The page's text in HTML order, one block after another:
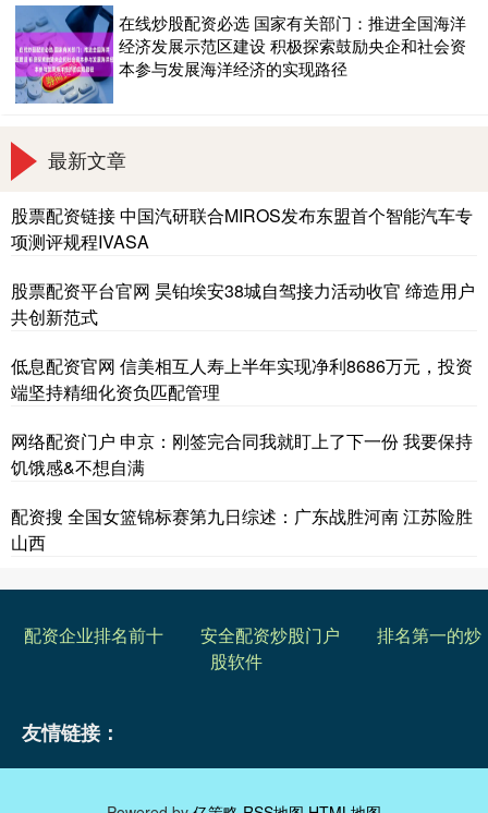
在线炒股配资必选 国家有关部门：推进全国海洋
经济发展示范区建设 积极探索鼓励央企和社会资
本参与发展海洋经济的实现路径
最新文章
股票配资链接 中国汽研联合MIROS发布东盟首个智能汽车专
项测评规程IVASA
股票配资平台官网 昊铂埃安38城自驾接力活动收官 缔造用户
共创新范式
低息配资官网 信美相互人寿上半年实现净利8686万元，投资
端坚持精细化资负匹配管理
网络配资门户 申京：刚签完合同我就盯上了下一份 我要保持
饥饿感&不想自满
配资搜 全国女篮锦标赛第九日综述：广东战胜河南 江苏险胜
山西
配资企业排名前十 安全配资炒股门户
排名第一的炒
股软件
友情链接：